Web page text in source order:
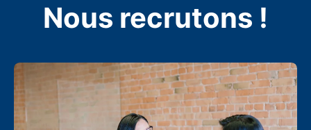
Nous recrutons !